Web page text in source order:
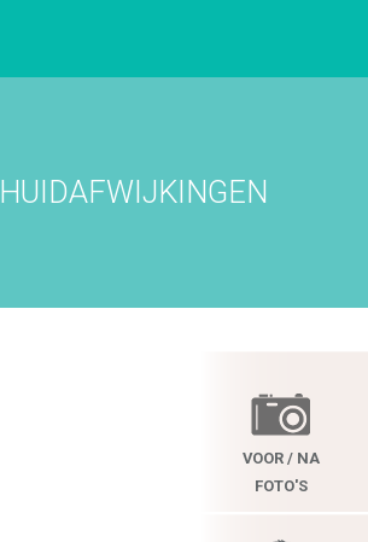
HUIDAFWIJKINGEN
VOOR / NA
FOTO'S